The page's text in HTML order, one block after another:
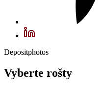
Depositphotos
Vyberte rošty